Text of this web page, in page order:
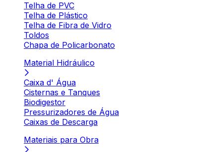
Telha de PVC
Telha de Plástico
Telha de Fibra de Vidro
Toldos
Chapa de Policarbonato
Material Hidráulico
Caixa d' Água
Cisternas e Tanques
Biodigestor
Pressurizadores de Água
Caixas de Descarga
Materiais para Obra